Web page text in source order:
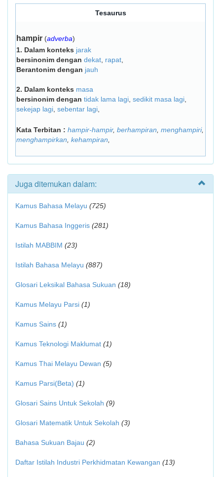
Tesaurus
hampir (adverba)
1. Dalam konteks jarak
bersinonim dengan dekat rapat
Berantonim dengan jauh
2. Dalam konteks masa
bersinonim dengan tidak lama lagi sedikit masa lagi
sekejap lagi sebentar lagi
Kata Terbitan : hampir-hampir, berhampiran menghampiri,
menghampirkan kehampiran
Juga ditemukan dalam:
Kamus Bahasa Melayu (725)
Kamus Bahasa Inggeris (281)
Istilah MABBIM (23)
Istilah Bahasa Melayu (887)
Glosari Leksikal Bahasa Sukuan (18)
Kamus Melayu Parsi (1)
Kamus Sains (1)
Kamus Teknologi Maklumat (1)
Kamus Thai Melayu Dewan (5)
Kamus Parsi(Beta) (1)
Glosari Sains Untuk Sekolah (9)
Glosari Matematik Untuk Sekolah (3)
Bahasa Sukuan Bajau (2)
Daftar Istilah Industri Perkhidmatan Kewangan (13)